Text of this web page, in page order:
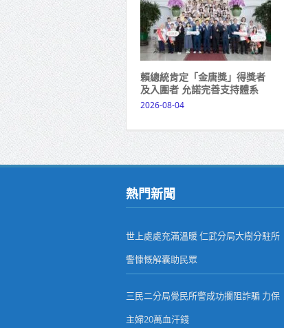
賴總統肯定「金唐獎」得獎者
及入圍者 允諾完善支持體系
2026-08-04
熱門新聞
世上處處充滿溫暖 仁武分局大樹分駐所
警慷慨解囊助民眾
三民二分局覺民所警成功攔阻詐騙 力保
主婦20萬血汗錢